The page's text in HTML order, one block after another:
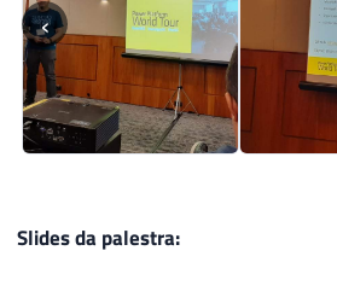
‹
Slides da palestra: